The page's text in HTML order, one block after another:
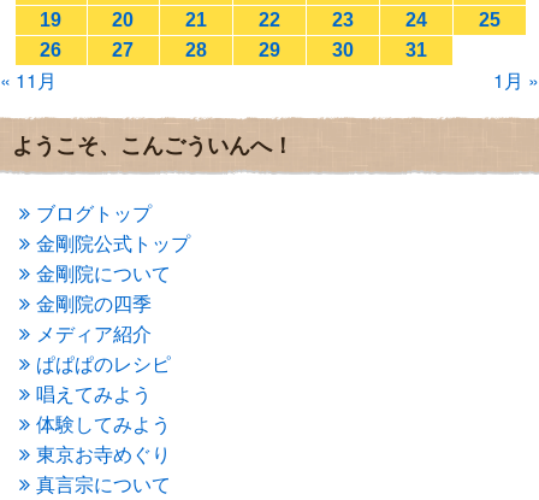
2017年1月(2)
2016年12月(4)
2016年11月(3)
2016年10月
2016年8月
2016年7月
(3)
2016年5月(3)
2016年4月
(4)
2016年3月 (4)
2016年2月 (5)
2016年1月(3)
2015年12月(6)
2015年11月 (4)
2015年10月
(4)
2015年9月(3)
2015年8月(4)
2015年7月(4)
2015年6月(3)
19 20 21 22 23 24
25
26
27 28 29 30 31
« 11月 1月 »
ようこそ、こんごういんへ！
ブログトップ
金剛院公式トップ
金剛院について
金剛院の四季
メディア紹介
ぱぱぱのレシピ
唱えてみよう
体験してみよう
東京お寺めぐり
真言宗について